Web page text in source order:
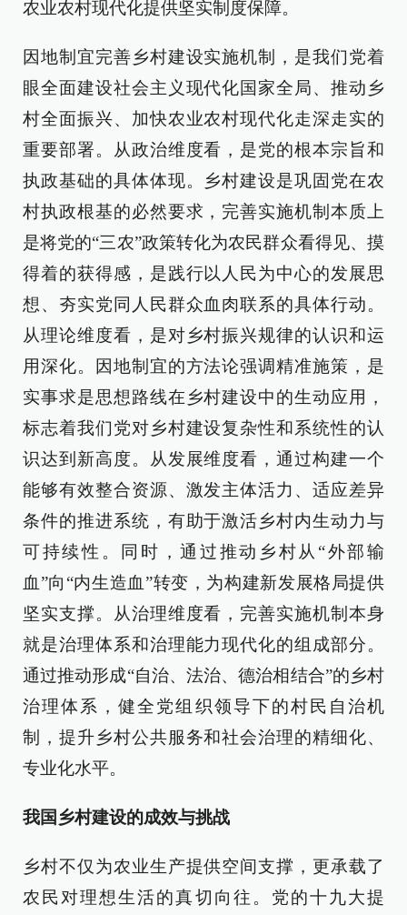
农业农村现代化提供坚实制度保障。
因地制宜完善乡村建设实施机制，是我们党着
眼全面建设社会主义现代化国家全局、推动乡
村全面振兴、加快农业农村现代化走深走实的
重要部署。从政治维度看，是党的根本宗旨和
执政基础的具体体现。乡村建设是巩固党在农
村执政根基的必然要求，完善实施机制本质上
是将党的“三农”政策转化为农民群众看得见、摸
得着的获得感，是践行以人民为中心的发展思
想、夯实党同人民群众血肉联系的具体行动。
从理论维度看，是对乡村振兴规律的认识和运
用深化。因地制宜的方法论强调精准施策，是
实事求是思想路线在乡村建设中的生动应用，
标志着我们党对乡村建设复杂性和系统性的认
识达到新高度。从发展维度看，通过构建一个
能够有效整合资源、激发主体活力、适应差异
条件的推进系统，有助于激活乡村内生动力与
可持续性。同时，通过推动乡村从“外部输
血”向“内生造血”转变，为构建新发展格局提供
坚实支撑。从治理维度看，完善实施机制本身
就是治理体系和治理能力现代化的组成部分。
通过推动形成“自治、法治、德治相结合”的乡村
治理体系，健全党组织领导下的村民自治机
制，提升乡村公共服务和社会治理的精细化、
专业化水平。
我国乡村建设的成效与挑战
乡村不仅为农业生产提供空间支撑，更承载了
农民对理想生活的真切向往。党的十九大提